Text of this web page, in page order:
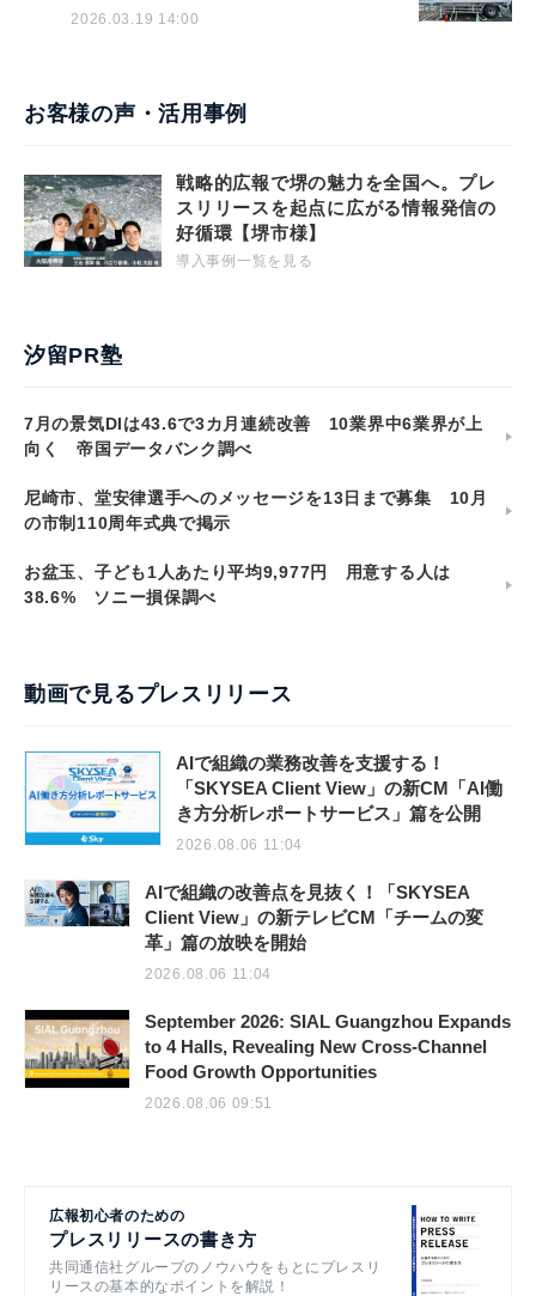
2026.03.19 14:00
お客様の声・活用事例
戦略的広報で堺の魅力を全国へ。プレ
スリリースを起点に広がる情報発信の
好循環【堺市様】
導入事例一覧を見る
汐留PR塾
7月の景気DIは43.6で3カ月連続改善 10業界中6業界が上
向く 帝国データバンク調べ
尼崎市、堂安律選手へのメッセージを13日まで募集 10月
の市制110周年式典で掲示
お盆玉、子ども1人あたり平均9,977円 用意する人は
38.6% ソニー損保調べ
動画で見るプレスリリース
AIで組織の業務改善を支援する！
「SKYSEA Client View」の新CM「AI働
き方分析レポートサービス」篇を公開
2026.08.06 11:04
AIで組織の改善点を見抜く！「SKYSEA
Client View」の新テレビCM「チームの変
革」篇の放映を開始
2026.08.06 11:04
September 2026: SIAL Guangzhou Expands
to 4 Halls, Revealing New Cross-Channel
Food Growth Opportunities
2026.08.06 09:51
広報初心者のための
プレスリリースの書き方
共同通信社グループのノウハウをもとにプレスリ
リースの基本的なポイントを解説！